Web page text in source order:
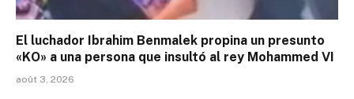
El luchador Ibrahim Benmalek propina un presunto
«KO» a una persona que insultó al rey Mohammed VI
août 3, 2026